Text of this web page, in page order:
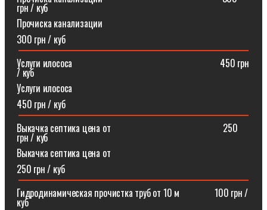
грн / куб
Прочиска канализации
300 грн / куб
Услуги илососа⠀⠀⠀⠀⠀⠀⠀⠀⠀⠀⠀⠀⠀⠀⠀⠀⠀⠀⠀⠀⠀450 грн
/ куб
Услуги илососа
450 грн / куб
Выкачка септика цена от⠀⠀⠀⠀⠀⠀⠀⠀⠀⠀⠀⠀⠀⠀⠀⠀250
грн / куб
Выкачка септика цена от
250 грн / куб
Гидродинамическая прочистка труб от 10 м⠀⠀⠀⠀⠀100 грн /
куб